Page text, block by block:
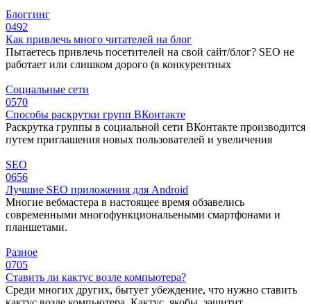
Блоггинг
0492
Как привлечь много читателей на блог
Пытаетесь привлечь посетителей на свой сайт/блог? SEO не
работает или слишком дорого (в конкурентных
Социальные сети
0570
Способы раскрутки групп ВКонтакте
Раскрутка группы в социальной сети ВКонтакте производится
путем приглашения новых пользователей и увеличения
SEO
0656
Лучшие SEO приложения для Android
Многие вебмастера в настоящее время обзавелись
современными многофункциональеными смартфонами и
планшетами.
Разное
0705
Ставить ли кактус возле компьютера?
Среди многих других, бытует убеждение, что нужно ставить